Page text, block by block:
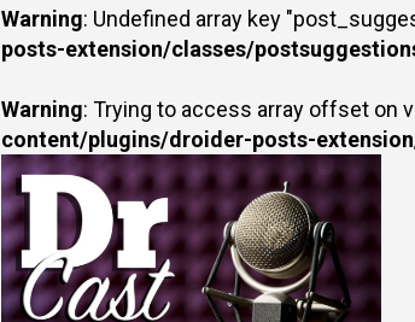
Warning: Undefined array key
posts-extension/classes/
Warning: Trying to access array offset on
content/plugins/droider-posts-